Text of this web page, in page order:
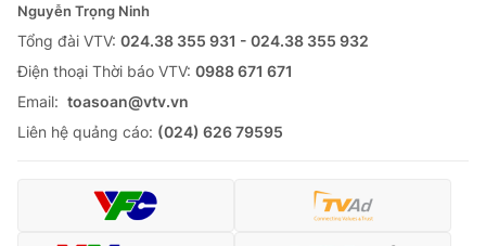
Nguyễn Trọng Ninh
Tổng đài VTV: 024.38 355 931 - 024.38 355 932
Ðiện thoại Thời báo VTV: 0988 671 671
Email: toasoan@vtv.vn
Liên hệ quảng cáo: (024) 626 79595